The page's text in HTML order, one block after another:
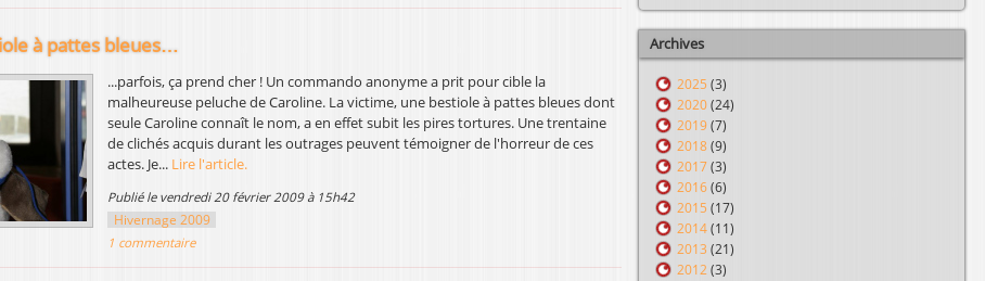
à pattes bleues…
...parfois, ça prend cher ! Un commando anonyme a prit pour cible la
malheureuse peluche de Caroline. La victime, une bestiole à pattes bleues dont
seule Caroline connaît le nom, a en effet subit les pires tortures. Une trentaine
de clichés acquis durant les outrages peuvent témoigner de l'horreur de ces
actes. Je... Lire l'article.
publié le vendredi 20 février 2009 à 15h42
Hivernage 2009
1 commentaire
Archives
2025 (3)
2020 (24)
2019 (7)
2018 (9)
2017 (3)
2016 (6)
2015 (17)
2014 (11)
2013 (21)
2012 (3)